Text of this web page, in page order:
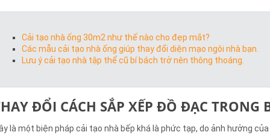
Cải tạo nhà ống 30m2 như thế nào cho đẹp mắt?
Các mẫu cải tạo nhà ống giúp thay đổi diện mạo ngôi nhà bạn.
Lưu ý cải tạo nhà tập thể cũ bí bách trở nên thông thoáng.
ĐỔI CÁCH SẮP XẾP ĐỒ ĐẠC TRONG
là một biện pháp cải tạo nhà bếp khá là phức tạp, do ảnh hưởng